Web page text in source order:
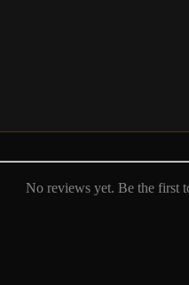
No reviews yet. Be the first